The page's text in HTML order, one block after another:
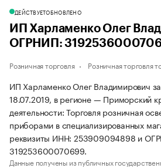
ДЕЙСТВУЕТОБНОВЛЕНО
ИП Харламенко Олег
ОГРНИП:
Розничная торговля Розничная торговля
ИП Харламенко Олег Владимирович
18.07.2019, в регионе — Приморский
деятельности: Торговля розничная
приборами в специализированных
реквизиты ИНН: 253909094898 и
319253600070699.
Данные получены из публичных